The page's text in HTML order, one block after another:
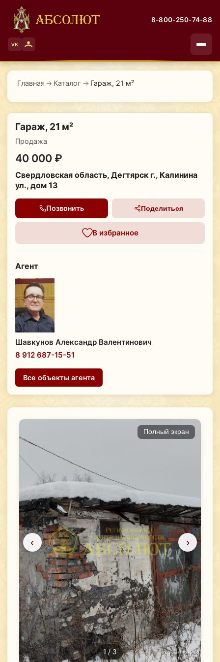
АБСОЛЮТ 8-800-250-74-88
VK
Главная → Каталог → Гараж, 21 м²
‹ ›
Полный экран
1 / 3
Гараж, 21 м²
Продажа
40 000 ₽
Свердловская область, Дегтярск г., Калинина
ул., дом 13
Позвонить Поделиться
В избранное
Агент
Шавкунов Александр Валентинович
8 912 687-15-51
Все объекты агента